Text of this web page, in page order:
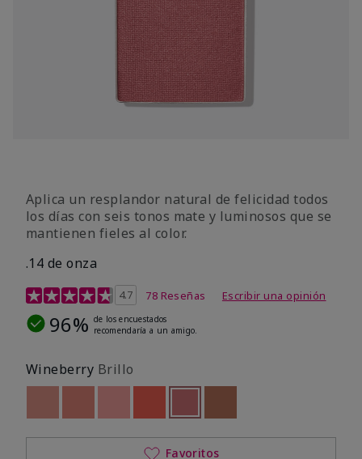
Aplica un resplandor natural de felicidad todos
los días con seis tonos mate y luminosos que se
mantienen fieles al color.
.14 de onza
Calificación de clientes de 4,3 de 5
4.7 78 Reseñas Escribir una opinión
96% de los encuestados
recomendaría a un amigo.
Wineberry Brillo
Out of stockOut of stockseleccionado
Out of stock
Favoritos